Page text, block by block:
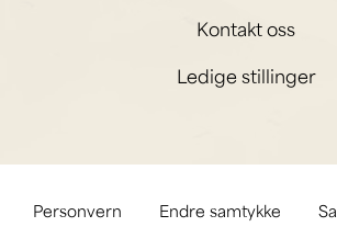
Kontakt oss
Ledige stillinger
Personvern Endre samtykke